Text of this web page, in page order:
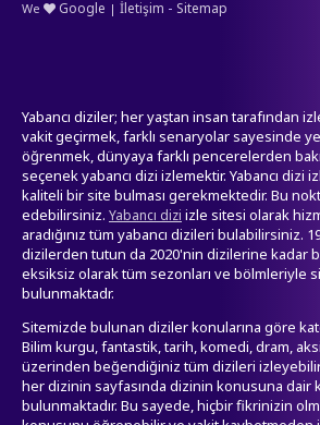
We Google | İletişim - Sitemap
Yabancı diziler; her yaştan insan tarafından
vakit geçirmek, farklı senaryolar sayesinde
öğrenmek, dünyaya farklı pencerelerden
seçenek yabancı dizi izlemektir. Yabancı dizi
kaliteli bir site bulması gerekmektedir. Bu
edebilirsiniz. Yabancı dizi izle sitesi olarak
aradığınız tüm yabancı dizileri bulabilirsiniz.
dizilerden tutun da 2020'nin dizilerine kadar
eksiksiz olarak tüm sezonları ve bölmleriyle
bulunmaktadr.
Sitemizde bulunan diziler konularına göre
Bilim kurgu, fantastik, tarih, komedi, dram,
üzerinden beğendiğiniz tüm dizileri
her dizinin sayfasında dizinin konusuna dair
bulunmaktadır. Bu sayede, hiçbir fikrinizin